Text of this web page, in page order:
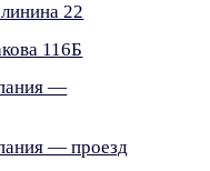
22
116Б
—
— проезд